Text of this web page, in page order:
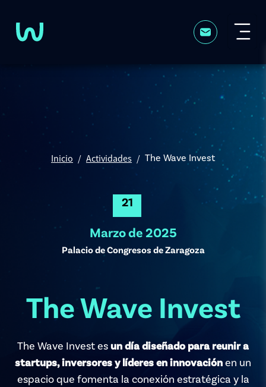
Inicio Actividades The Wave Invest
21
Marzo de 2025
Palacio de Congresos de Zaragoza
The Wave Invest
The Wave Invest es un día diseñado para reunir a
startups, inversores y líderes en innovación en un
espacio que fomenta la conexión estratégica y la